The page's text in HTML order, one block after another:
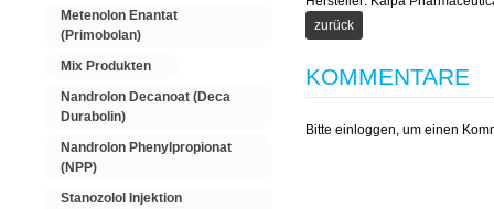
KOMMENTARE
Bitte einloggen, um einen
Metenolon Enantat
(Primobolan)
Mix Produkten
Nandrolon Decanoat (Deca
Durabolin)
Nandrolon Phenylpropionat
(NPP)
Stanozolol Injektion